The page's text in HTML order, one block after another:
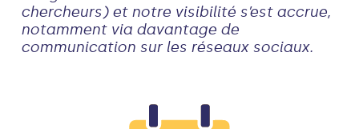
chercheurs) et notre visibilité s’est accrue,
notamment via davantage de
communication sur les réseaux sociaux.